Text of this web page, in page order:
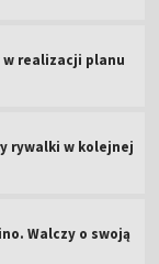
w realizacji planu
rywalki w kolejnej
Walczy o swoją